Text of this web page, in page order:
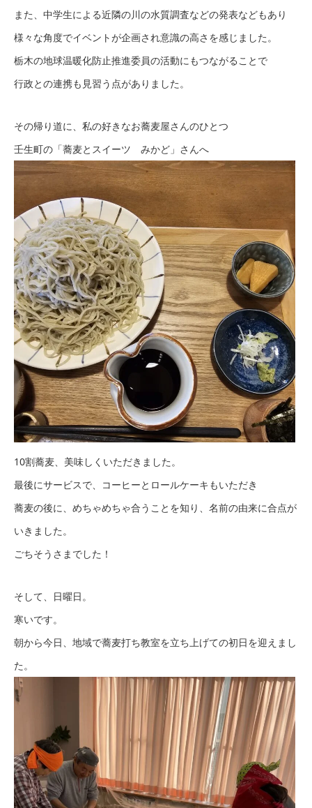
また、中学生による近隣の川の水質調査などの発表などもあり
様々な角度でイベントが企画され意識の高さを感じました。
栃木の地球温暖化防止推進委員の活動にもつながることで
行政との連携も見習う点がありました。
その帰り道に、私の好きなお蕎麦屋さんのひとつ
壬生町の「蕎麦とスイーツ みかど」さんへ
10割蕎麦、美味しくいただきました。
最後にサービスで、コーヒーとロールケーキもいただき
蕎麦の後に、めちゃめちゃ合うことを知り、名前の由来に合点が
いきました。
ごちそうさまでした！
そして、日曜日。
寒いです。
朝から今日、地域で蕎麦打ち教室を立ち上げての初日を迎えまし
た。